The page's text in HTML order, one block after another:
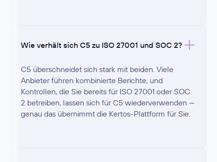
Wie verhält sich C5 zu ISO 27001 und SOC 2?
C5 überschneidet sich stark mit beiden. Viele
Anbieter führen kombinierte Berichte, und
Kontrollen, die Sie bereits für ISO 27001 oder SOC
2 betreiben, lassen sich für C5 wiederverwenden —
genau das übernimmt die Kertos-Plattform für Sie.